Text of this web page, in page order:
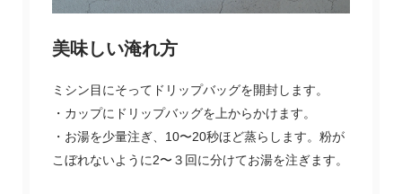
美味しい淹れ方
ミシン目にそってドリップバッグを開封します。
・カップにドリップバッグを上からかけます。
・お湯を少量注ぎ、10〜20秒ほど蒸らします。粉が
こぼれないように2〜３回に分けてお湯を注ぎます。